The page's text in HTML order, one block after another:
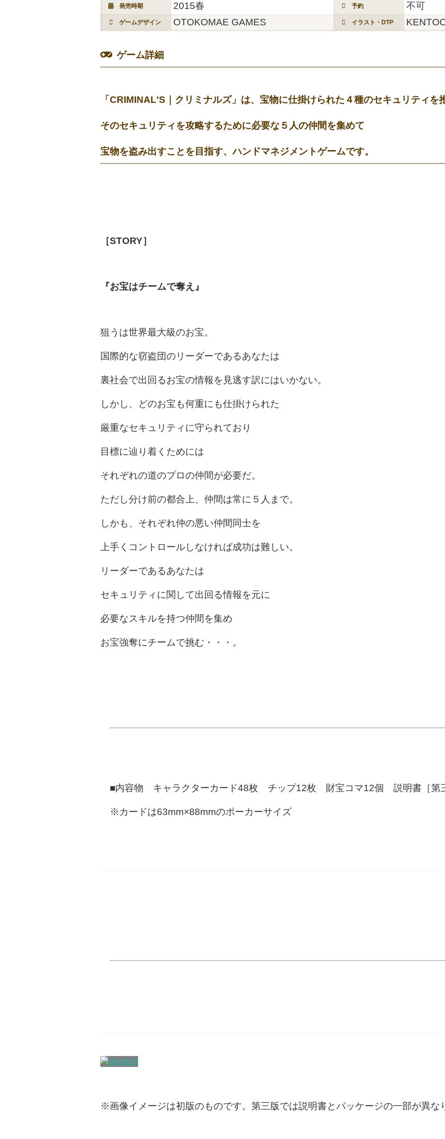
発売時期 2015春 予約 不可
ゲームデザイン OTOKOMAE GAMES イラスト・DTP
ゲーム詳細
「CRIMINAL'S｜クリミナルズ」は、宝物に仕掛けられた４種のセキュリティを
そのセキュリティを攻略するために必要な５人の仲間を集めて
宝物を盗み出すことを目指す、ハンドマネジメントゲームです。
［STORY］
『お宝はチームで奪え』
狙うは世界最大級のお宝。
国際的な窃盗団のリーダーであるあなたは
裏社会で出回るお宝の情報を見逃す訳にはいかない。
しかし、どのお宝も何重にも仕掛けられた
厳重なセキュリティに守られており
目標に辿り着くためには
それぞれの道のプロの仲間が必要だ。
ただし分け前の都合上、仲間は常に５人まで。
しかも、それぞれ仲の悪い仲間同士を
上手くコントロールしなければ成功は難しい。
リーダーであるあなたは
セキュリティに関して出回る情報を元に
必要なスキルを持つ仲間を集め
お宝強奪にチームで挑む・・・。
■内容物 キャラクターカード48枚 チップ12枚 財宝コマ12個 説明書［第
※カードは63mm×88mmのポーカーサイズ
※画像イメージは初版のものです。第三版では説明書とパッケージの一部が異な